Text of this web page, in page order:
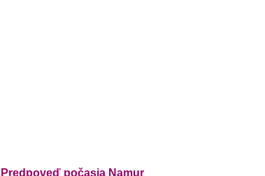
Predpoveď počasia Namur